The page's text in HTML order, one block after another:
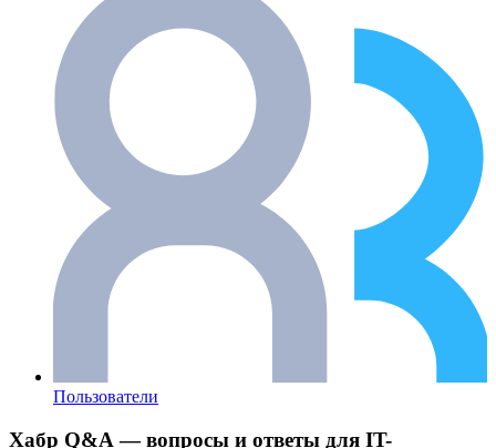
Пользователи
Хабр Q&A — вопросы и ответы для IT-